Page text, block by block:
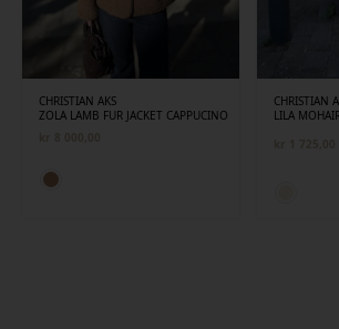
CHRISTIAN AKS
ZOLA LAMB FUR JACKET CAPPUCINO
CHRISTIAN
LILA